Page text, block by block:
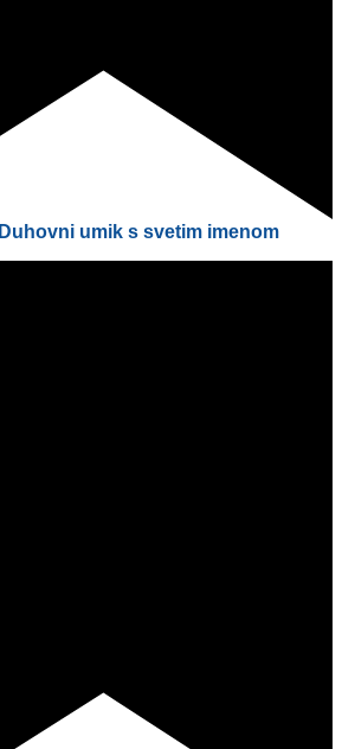
Duhovni umik s svetim imenom